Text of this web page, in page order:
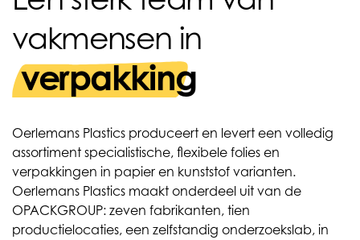
vakmensen in
verpakking
Oerlemans Plastics produceert en levert een volledig
assortiment specialistische, flexibele folies en
verpakkingen in papier en kunststof varianten.
Oerlemans Plastics maakt onderdeel uit van de
OPACKGROUP: zeven fabrikanten, tien
productielocaties, een zelfstandig onderzoekslab, in